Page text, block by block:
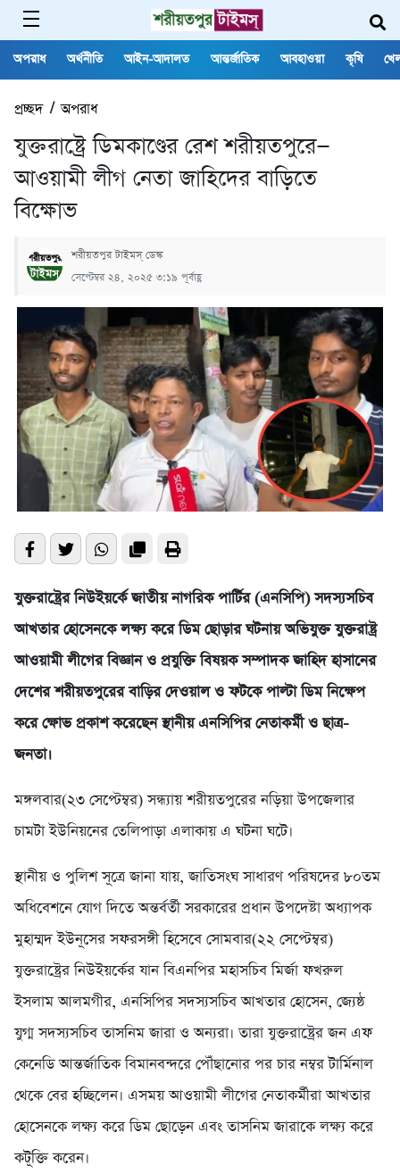
অপরাধ অর্থনীতি আইন-আদালত আন্তর্জাতিক আবহাওয়া কৃষি
প্রচ্ছদ/অপরাধ
যুক্তরাষ্ট্রে ডিমকাণ্ডের রেশ শরীয়তপুরে—
আওয়ামী লীগ নেতা জাহিদের বাড়িতে
বিক্ষোভ
শরীয়তপুর টাইমস্ ডেস্ক
সেপ্টেম্বর ২৪, ২০২৫ ৩:১৯ পূর্বাহ্ণ
যুক্তরাষ্ট্রের নিউইয়র্কে জাতীয় নাগরিক পার্টির (এনসিপি) সদস্যসচিব
আখতার হোসেনকে লক্ষ্য করে ডিম ছোড়ার ঘটনায় অভিযুক্ত যুক্তরাষ্ট্র
আওয়ামী লীগের বিজ্ঞান ও প্রযুক্তি বিষয়ক সম্পাদক জাহিদ হাসানের
দেশের শরীয়তপুরের বাড়ির দেওয়াল ও ফটকে পাল্টা ডিম নিক্ষেপ
করে ক্ষোভ প্রকাশ করেছেন স্থানীয় এনসিপির নেতাকর্মী ও ছাত্র-
জনতা।
মঙ্গলবার(২৩ সেপ্টেম্বর) সন্ধ্যায় শরীয়তপুরের নড়িয়া উপজেলার
চামটা ইউনিয়নের তেলিপাড়া এলাকায় এ ঘটনা ঘটে।
স্থানীয় ও পুলিশ সূত্রে জানা যায়, জাতিসংঘ সাধারণ পরিষদের ৮০তম
অধিবেশনে যোগ দিতে অন্তর্বর্তী সরকারের প্রধান উপদেষ্টা অধ্যাপক
মুহাম্মদ ইউনূসের সফরসঙ্গী হিসেবে সোমবার(২২ সেপ্টেম্বর)
যুক্তরাষ্ট্রের নিউইয়র্কের যান বিএনপির মহাসচিব মির্জা ফখরুল
ইসলাম আলমগীর, এনসিপির সদস্যসচিব আখতার হোসেন, জ্যেষ্ঠ
যুগ্ম সদস্যসচিব তাসনিম জারা ও অন্যরা। তারা যুক্তরাষ্ট্রের জন এফ
কেনেডি আন্তর্জাতিক বিমানবন্দরে পৌঁছানোর পর চার নম্বর টার্মিনাল
থেকে বের হচ্ছিলেন। এসময় আওয়ামী লীগের নেতাকর্মীরা আখতার
হোসেনকে লক্ষ্য করে ডিম ছোড়েন এবং তাসনিম জারাকে লক্ষ্য করে
কটূক্তি করেন।